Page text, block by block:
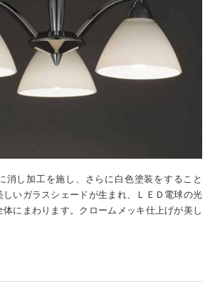
消し加工を施し、さらに白色塗装をすること
いガラスシェードが生まれ、ＬＥＤ電球の光
にまわります。クロームメッキ仕上げが美し